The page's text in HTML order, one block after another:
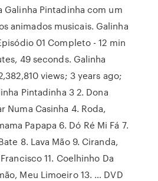
Pintadinha com um
animados musicais. Galinha
01 Completo - 12 min
49 seconds. Galinha
views; 3 years ago;
Pintadinha 3 2. Dona
Numa Casinha 4. Roda,
Papapa 6. Dó Ré Mi Fá 7.
8. Lava Mão 9. Ciranda,
11. Coelhinho Da
Meu Limoeiro 13. … DVD